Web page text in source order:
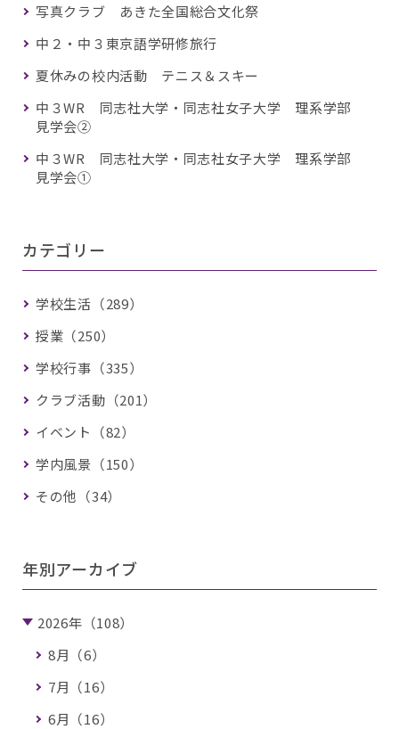
写真クラブ あきた全国総合文化祭
中２・中３東京語学研修旅行
夏休みの校内活動 テニス＆スキー
中３WR 同志社大学・同志社女子大学 理系学部
見学会②
中３WR 同志社大学・同志社女子大学 理系学部
見学会①
カテゴリー
学校生活（289）
授業（250）
学校行事（335）
クラブ活動（201）
イベント（82）
学内風景（150）
その他（34）
年別アーカイブ
2026年（108）
8月（6）
7月（16）
6月（16）